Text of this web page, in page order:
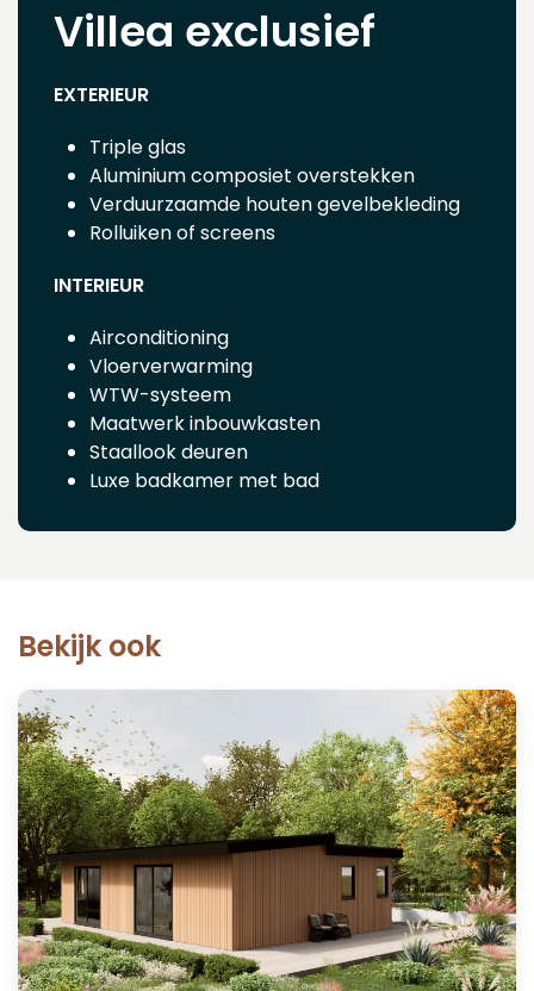
Villea exclusief
EXTERIEUR
Triple glas
Aluminium composiet overstekken
Verduurzaamde houten gevelbekleding
Rolluiken of screens
INTERIEUR
Airconditioning
Vloerverwarming
WTW-systeem
Maatwerk inbouwkasten
Staallook deuren
Luxe badkamer met bad
Bekijk ook